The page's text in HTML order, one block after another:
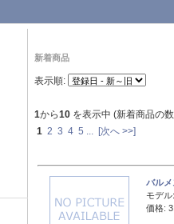
新着商品
表示順:
1から10 を表示中 (新着商品の
1 2 3 4 5 [次へ >>]
バル
モデル:
価格: